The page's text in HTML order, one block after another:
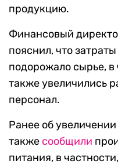
продукцию.
Финансовый
пояснил, что
подорожало сырье, в
также увеличились
персонал.
Ранее об
также сообщили
питания, в